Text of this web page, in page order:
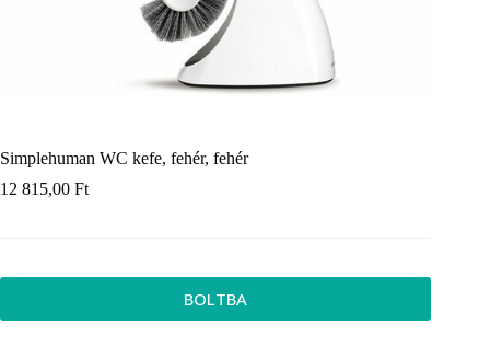
Simplehuman WC kefe, fehér, fehér
12 815,00 Ft
BOLTBA